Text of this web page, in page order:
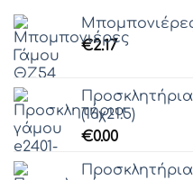
€2.17
(16χ21.5)
€0.00
Προσκλητήρια